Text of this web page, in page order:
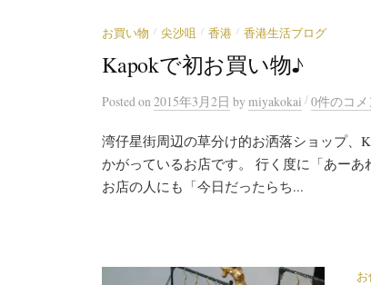
お買い物 / 尖沙咀 / 香港 / 香港生活ブログ
Kapokで初お買い物♪
Posted on 2015年3月2日 by miyakokai /0件のコメ
湾仔星街周辺の草分け的お洒落ショップ、
かがっているお店です。 行く度に「あーあ
お店の人にも「今日だったらち...